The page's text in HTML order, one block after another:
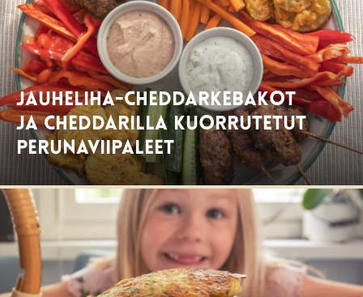
Jauheliha-cheddarkebakot
ja cheddarilla kuorrutetut
perunaviipaleet